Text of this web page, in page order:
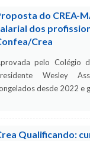
do CREA-
dos
Crea
pelo Colégio
Wesley
desde 2022 e
Qualificando: